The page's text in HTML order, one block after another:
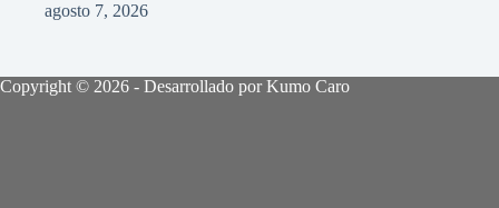
agosto 7, 2026
Copyright © 2026 - Desarrollado por Kumo Caro